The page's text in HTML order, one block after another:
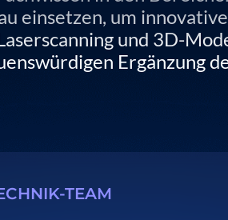
einsetzen, um
und 3D-
Ergänzung
TEAM